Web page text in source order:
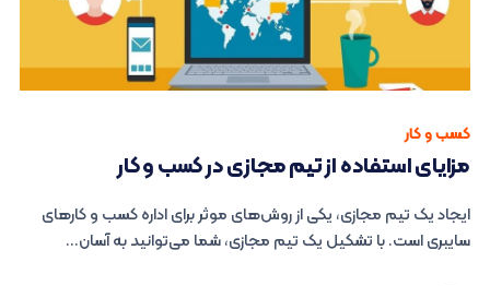
کسب و کار
مزایای استفاده از تیم مجازی در کسب و کار
ایجاد یک تیم مجازی، یکی از روش‌های موثر برای اداره کسب و کارهای
سایبری است. با تشکیل یک تیم مجازی، شما می‌توانید به آسان...